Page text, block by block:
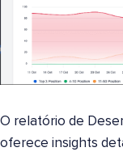
O relatório de
oferece insights